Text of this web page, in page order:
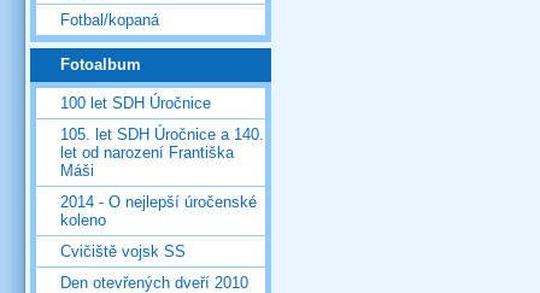
Fotbal/kopaná
Fotoalbum
100 let SDH Úročnice
105. let SDH Úročnice a 140.
let od narození Františka
Máši
2014 - O nejlepší úročenské
koleno
Cvičiště vojsk SS
Den otevřených dveří 2010